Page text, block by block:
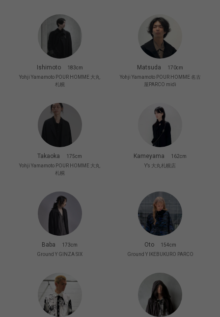
Ishimoto
183cm
Yohji Yamamoto POUR HOMME 大丸
札幌
Matsuda
170cm
Yohji Yamamoto POUR HOMME 名古
屋PARCO midi
Takaoka
175cm
Yohji Yamamoto POUR HOMME 大丸
札幌
Kameyama
162cm
Y’s 大丸札幌店
Baba
173cm
Ground Y GINZA SIX
Oto
154cm
Ground Y IKEBUKURO PARCO